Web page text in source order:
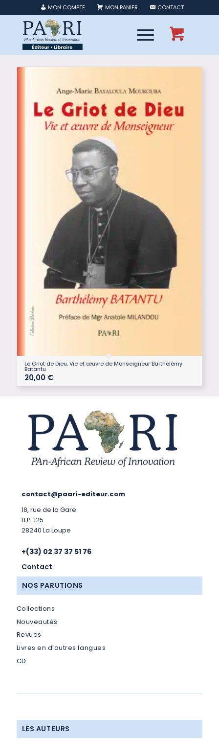
MON COMPTE MON PANIER CONTACT
Le Griot de Dieu. Vie et œuvre de Monseigneur Barthélémy
Batantu
20,00 €
contact@paari-editeur.com
18, rue de la Gare
B.P. 125
28240 La Loupe
+(33) 02 37 37 51 76
Contact
NOS PARUTIONS
Collections
Nouveautés
Revues
Livres en d’autres langues
CD
LES AUTEURS